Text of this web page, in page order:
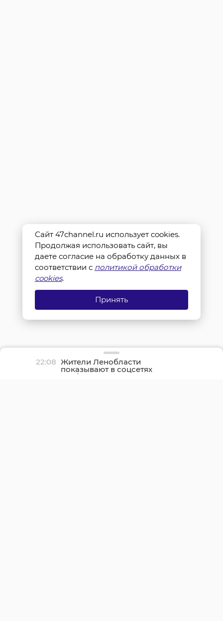
22:08 Жители Ленобласти
показывают в соцсетях
грибные трофеи
Сайт 47channel.ru использует cookies.
Продолжая использовать сайт, вы
даете согласие на обработку данных в
соответствии с политикой обработки
cookies.
Принять